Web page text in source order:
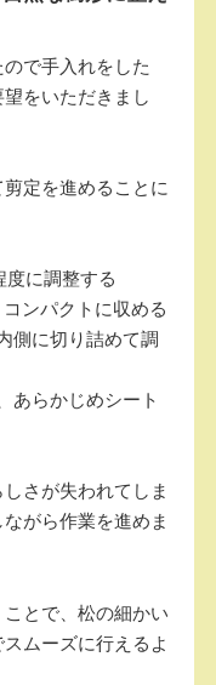
で手入れをした
をいただきまし
定を進めることに
に調整する
ンパクトに収める
側に切り詰めて調
あらかじめシート
さが失われてしま
がら作業を進めま
とで、松の細かい
ムーズに行えるよ